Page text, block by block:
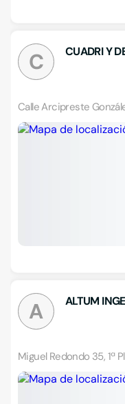
C CUADRI Y
Calle Arcipreste
A ALTUM
Miguel Redondo 35, 1ª